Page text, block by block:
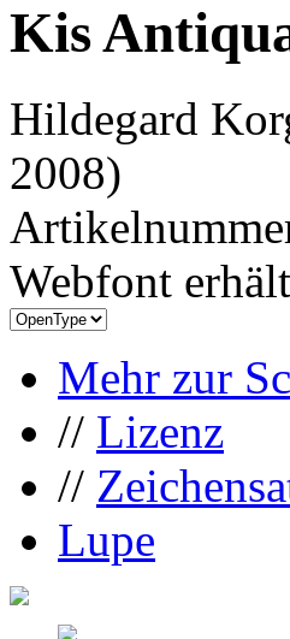
Kis
Hildegard
2008)
Webfont
Mehr zur
// Lizenz
//
Lupe